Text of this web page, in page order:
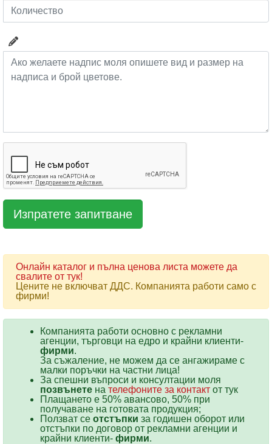
Онлайн каталог и пълна ценова листа можете да
свалите от тук!
Цените не включват ДДС. Компанията работи само с
фирми!
Компанията работи основно с рекламни
агенции, търговци на едро и крайни клиенти-
фирми.
За съжаление, не можем да се ангажираме с
малки поръчки на частни лица!
За спешни въпроси и консултации моля
позвънете на телефоните за контакт от тук
Плащането е 50% авансово, 50% при
получаване на готовата продукция;
Ползват се отстъпки за годишен оборот или
отстъпки по договор от рекламни агенции и
крайни клиенти- фирми.